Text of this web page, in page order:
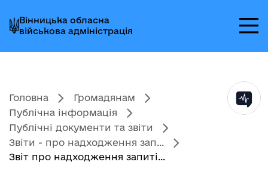
до
головного
меню
до
головного
вмісту
до
головного
колонтитула
Вінницька обласна
військова адміністрація
Головна
Громадянам
Публічна інформація
Публічні документи та звіти
Звіти - про надходження зап...
Звіт про надходження запиті...